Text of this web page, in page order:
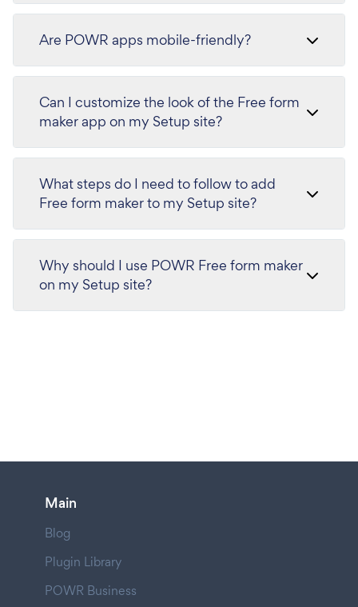
Are POWR apps mobile-friendly?
Can I customize the look of the Free form
maker app on my Setup site?
What steps do I need to follow to add
Free form maker to my Setup site?
Why should I use POWR Free form maker
on my Setup site?
Main
Blog
Plugin Library
POWR Business